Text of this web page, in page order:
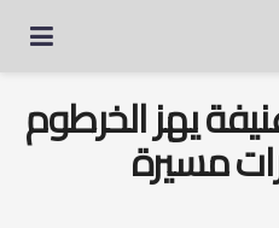
يهز الخرطوم
مسيرة